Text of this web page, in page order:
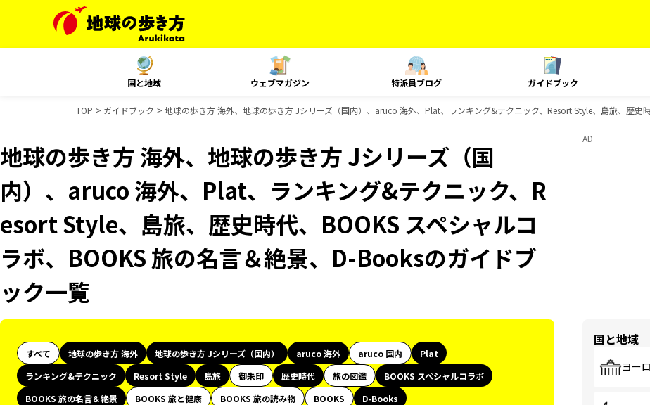
国と地域 ウェブマガジン 特派員ブログ ガイドブック
TOP ガイドブック 地球の歩き方 海外、地球の歩き方 Jシリーズ（国内）、aruco 海外、Plat、ランキング&テクニック、Resort Style、島旅、歴
地球の歩き方 海外、地球の歩き方 Jシリーズ（国
内）、aruco 海外、Plat、ランキング&テクニック、R
esort Style、島旅、歴史時代、BOOKS スペシャルコ
ラボ、BOOKS 旅の名言＆絶景、D-Booksのガイドブ
ック一覧
すべて 地球の歩き方 海外 地球の歩き方 Jシリーズ（国内） aruco 海外 aruco 国内
Plat
ランキング&テクニック
Resort Style 島旅 御朱印 歴史時代 旅の図鑑
BOOKS スペシャルコラボ
BOOKS 旅の名言＆絶景
BOOKS 旅と健康 BOOKS 旅の読み物 BOOKS
D-Books
AD
国と地域
ヨー